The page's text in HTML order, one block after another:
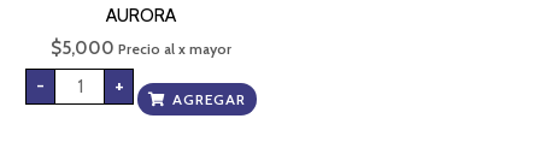
AURORA
$5,000 Precio al x mayor
- +
AGREGAR